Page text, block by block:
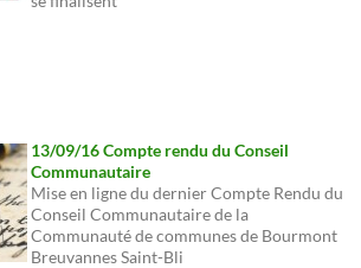
13/09/16 Compte rendu du Conseil
Communautaire
Mise en ligne du dernier Compte Rendu du
Conseil Communautaire de la
Communauté de communes de Bourmont
Breuvannes Saint-Bli